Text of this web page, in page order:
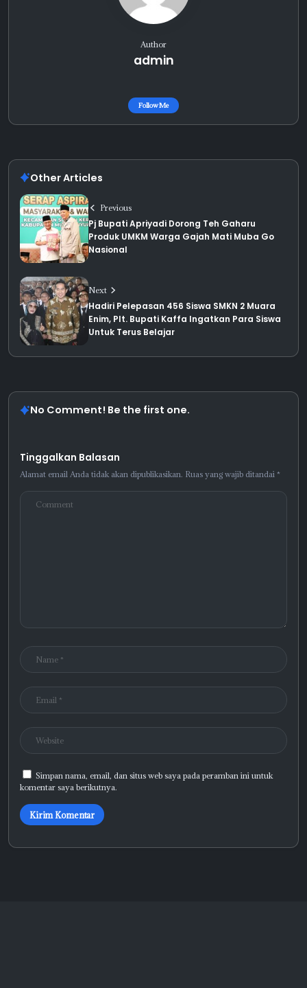
Author
admin
Follow Me
Other Articles
Previous
Pj Bupati Apriyadi Dorong Teh Gaharu
Produk UMKM Warga Gajah Mati Muba Go
Nasional
Next
Hadiri Pelepasan 456 Siswa SMKN 2 Muara
Enim, Plt. Bupati Kaffa Ingatkan Para Siswa
Untuk Terus Belajar
No Comment! Be the first one.
Tinggalkan Balasan
Alamat email Anda tidak akan dipublikasikan. Ruas yang wajib ditandai *
Simpan nama, email, dan situs web saya pada peramban ini untuk
komentar saya berikutnya.